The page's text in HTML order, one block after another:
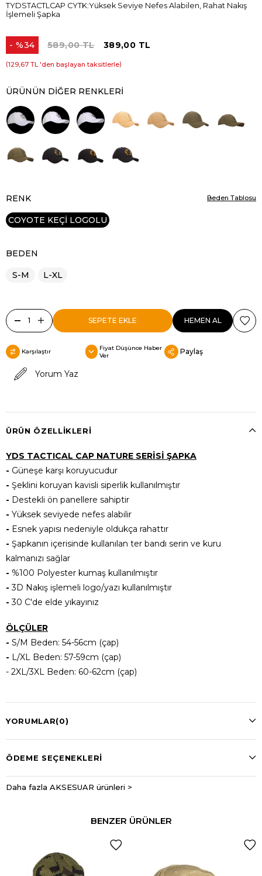
TYDSTACTLCAP CYTK:Yüksek Seviye Nefes Alabilen, Rahat Nakış
İşlemeli Şapka
%34
İndirim
589,00 TL 389,00 TL
129,67 TL 'den başlayan taksitlerle
ÜRÜNÜN DIĞER RENKLERI
RENK
COYOTE KEÇİ LOGOLU
BEDEN
S-M L-XL
Beden Tablosu
Karşılaştır
Fiyat Düşünce Haber
Ver
Paylaş
Yorum Yaz
ÜRÜN ÖZELLIKLERI
YDS TACTICAL CAP NATURE SERİSİ ŞAPKA
- Güneşe karşı koruyucudur
- Şeklini koruyan kavisli siperlik kullanılmıştır
- Destekli ön panellere sahiptir
- Yüksek seviyede nefes alabilir
- Esnek yapısı nedeniyle oldukça rahattır
- Şapkanın içerisinde kullanılan ter bandı serin ve kuru
kalmanızı sağlar
- %100 Polyester kumaş kullanılmıştır
-3D Nakış işlemeli logo/yazı kullanılmıştır
-30 C'de elde yıkayınız
ÖLÇÜLER
- S/M Beden: 54-56cm (çap)
- L/XL Beden: 57-59cm (çap)
- 2XL/3XL Beden: 60-62cm (çap)
YORUMLAR(0)
ÖDEME SEÇENEKLERI
Daha fazla AKSESUAR ürünleri >
BENZER ÜRÜNLER